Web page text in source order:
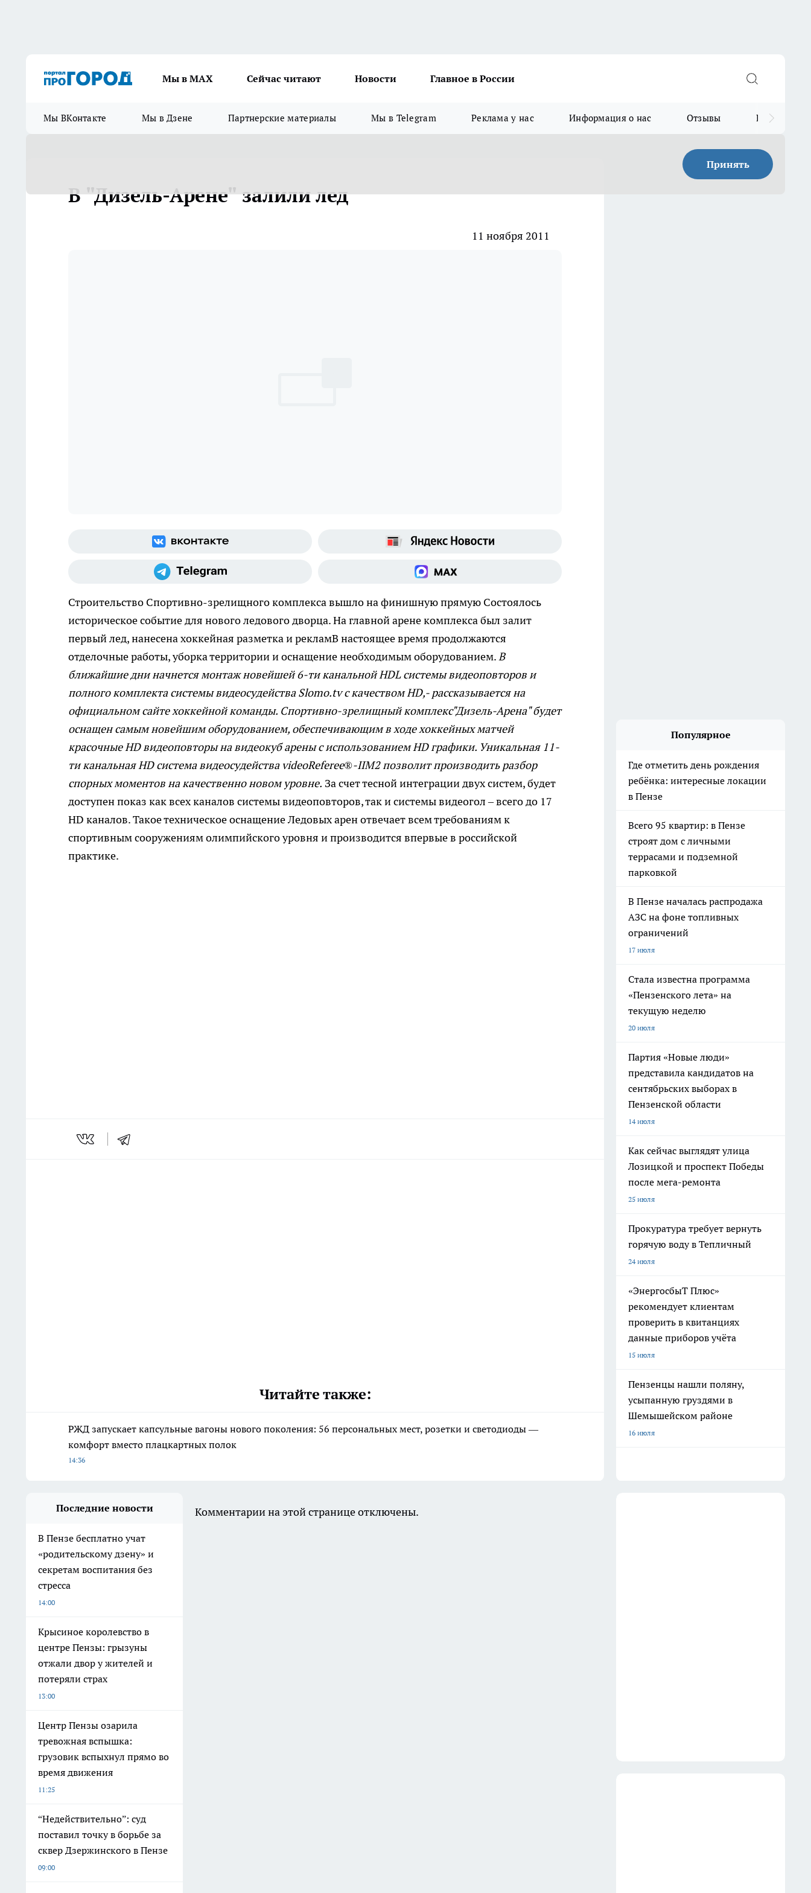
Мы в МАХ Сейчас читают Новости Главное в России
Мы ВКонтакте Мы в Дзене Партнерские материалы Мы в Telegram Реклама у нас Информация о нас Отзывы Прайс для
Принять
В "Дизель-Арене" залили лед
11 ноября 2011
Строительство Спортивно-зрелищного комплекса вышло на финишную прямую Состоялось
историческое событие для нового ледового дворца. На главной арене комплекса был залит
первый лед, нанесена хоккейная разметка и рекламВ настоящее время продолжаются
отделочные работы, уборка территории и оснащение необходимым оборудованием.В
ближайшие дни начнется монтаж новейшей 6-ти канальной HDL системы видеоповторов и
полного комплекта системы видеосудейства Slomo.tv с качеством HD,- рассказывается на
официальном сайте хоккейной команды. Спортивно-зрелищный комплекс"Дизель-Арена" будет
оснащен самым новейшим оборудованием, обеспечивающим в ходе хоккейных матчей
красочные HD видеоповторы на видеокуб арены с использованием HD графики. Уникальная 11-
ти канальная HD система видеосудейства videoReferee®-IIM2 позволит производить разбор
спорных моментов на качественно новом уровне. За счет тесной интеграции двух систем, будет
доступен показ как всех каналов системы видеоповторов, так и системы видеогол – всего до 17
HD каналов. Такое техническое оснащение Ледовых арен отвечает всем требованиям к
спортивным сооружениям олимпийского уровня и производится впервые в российской
практике.
Читайте также:
РЖД запускает капсульные вагоны нового поколения: 56 персональных мест, розетки и светодиоды —
комфорт вместо плацкартных полок
14:36
Популярное
Где отметить день рождения
ребёнка: интересные локации
в Пензе
Всего 95 квартир: в Пензе
строят дом с личными
террасами и подземной
парковкой
В Пензе началась распродажа
АЗС на фоне топливных
ограничений
17 июля
Стала известна программа
«Пензенского лета» на
текущую неделю
20 июля
Партия «Новые люди»
представила кандидатов на
сентябрьских выборах в
Пензенской области
14 июля
Как сейчас выглядят улица
Лозицкой и проспект Победы
после мега-ремонта
25 июля
Прокуратура требует вернуть
горячую воду в Тепличный
24 июля
«ЭнергосбыТ Плюс»
рекомендует клиентам
проверить в квитанциях
данные приборов учёта
15 июля
Пензенцы нашли поляну,
усыпанную груздями в
Шемышейском районе
16 июля
Последние новости
В Пензе бесплатно учат
«родительскому дзену» и
секретам воспитания без
стресса
14:00
Крысиное королевство в
центре Пензы: грызуны
отжали двор у жителей и
потеряли страх
13:00
Центр Пензы озарила
тревожная вспышка:
грузовик вспыхнул прямо во
время движения
11:25
“Недействительно”: суд
поставил точку в борьбе за
сквер Дзержинского в Пензе
09:00
Комментарии на этой странице отключены.